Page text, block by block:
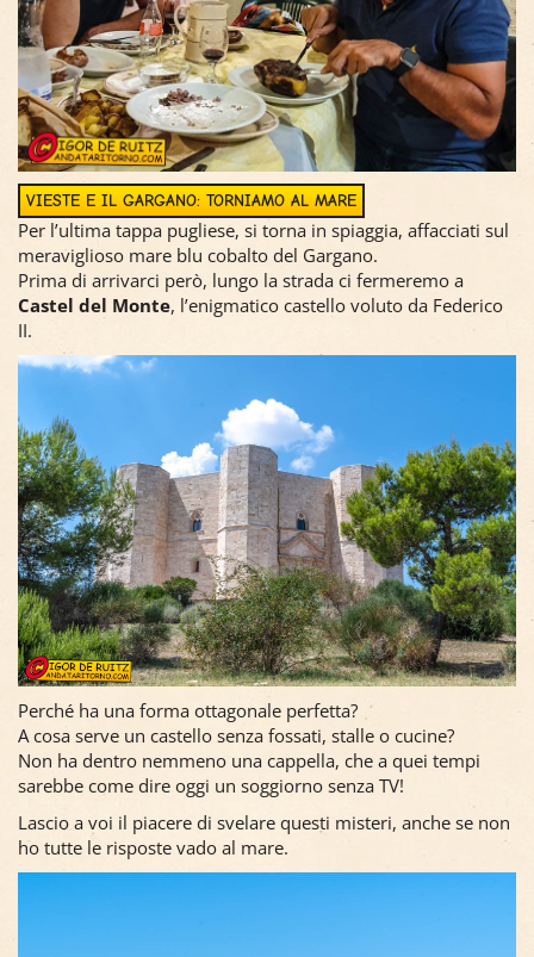
VIESTE E IL GARGANO: TORNIAMO AL MARE
Per l’ultima tappa pugliese, si torna in spiaggia, affacciati sul
meraviglioso mare blu cobalto del Gargano.
Prima di arrivarci però, lungo la strada ci fermeremo a
Castel del Monte, l’enigmatico castello voluto da Federico
II.
Perché ha una forma ottagonale perfetta?
A cosa serve un castello senza fossati, stalle o cucine?
Non ha dentro nemmeno una cappella, che a quei tempi
sarebbe come dire oggi un soggiorno senza TV!
Lascio a voi il piacere di svelare questi misteri, anche se non
ho tutte le risposte vado al mare.